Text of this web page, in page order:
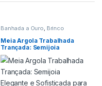
Banhada a Ouro, Brinco
Meia Argola Trabalhada
Trançada: Semijoia
Elegante e Sofisticada para
Completar seu Look